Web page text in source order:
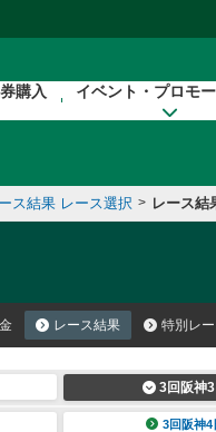
購入 イベント・プロモ
ス結果 レース選択 > レース結
レース結果 特別レ
3回阪神
3回阪神4